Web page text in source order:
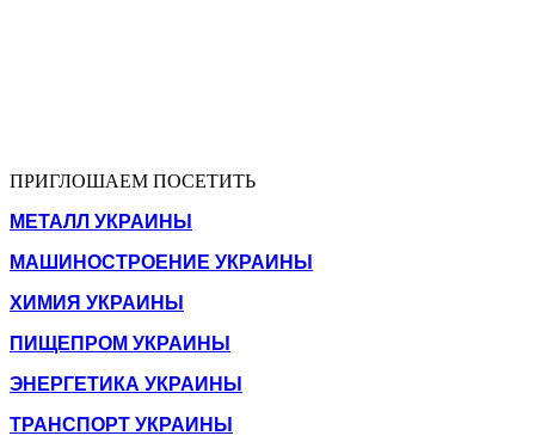
ПРИГЛОШАЕМ ПОСЕТИТЬ
МЕТАЛЛ УКРАИНЫ
МАШИНОСТРОЕНИЕ УКРАИНЫ
ХИМИЯ УКРАИНЫ
ПИЩЕПРОМ УКРАИНЫ
ЭНЕРГЕТИКА УКРАИНЫ
ТРАНСПОРТ УКРАИНЫ